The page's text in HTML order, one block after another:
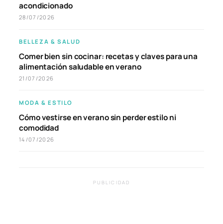
acondicionado
28/07/2026
BELLEZA & SALUD
Comer bien sin cocinar: recetas y claves para una
alimentación saludable en verano
21/07/2026
MODA & ESTILO
Cómo vestirse en verano sin perder estilo ni
comodidad
14/07/2026
PUBLICIDAD